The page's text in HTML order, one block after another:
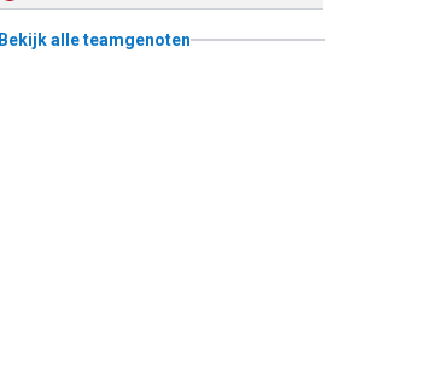
Bekijk alle teamgenoten